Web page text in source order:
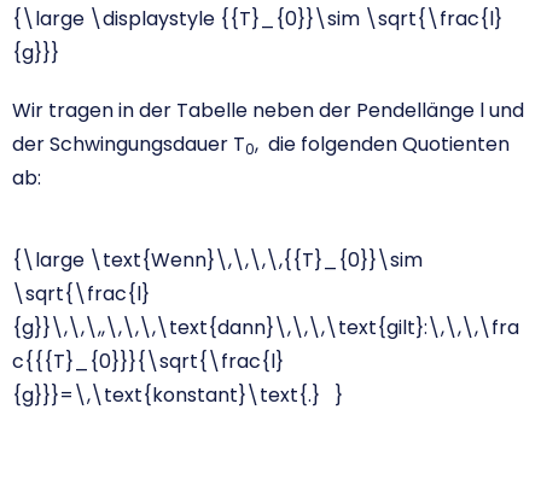
{\large \displaystyle {{T}_{0}}\sim \sqrt{\frac{l}
{g}}}
Wir tragen in der Tabelle neben der Pendellänge l und
der Schwingungsdauer T0, die folgenden Quotienten
ab:
{\large \text{Wenn}\,\,\,\,{{T}_{0}}\sim
\sqrt{\frac{l}
{g}}\,\,\,,\,\,\,\text{dann}\,\,\,\text{gilt}:\,\,\,\fra
c{{{T}_{0}}}{\sqrt{\frac{l}
{g}}}=\,\text{konstant}\text{.} }